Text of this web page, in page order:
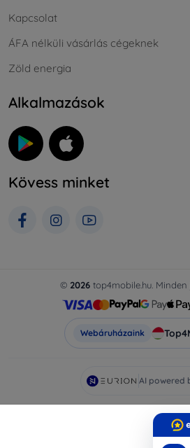
Kapcsolat
ÁFA nélküli vásárlás cégeknek
Zöld energia
Alkalmazások
Kövess minket
© 2026 top4mobile.hu.
Webáruházaink
AI powered